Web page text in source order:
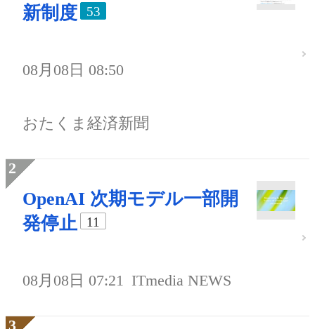
新制度
53
08月08日 08:50
おたくま経済新聞
OpenAI 次期モデル一部開
発停止
11
08月08日 07:21 ITmedia NEWS